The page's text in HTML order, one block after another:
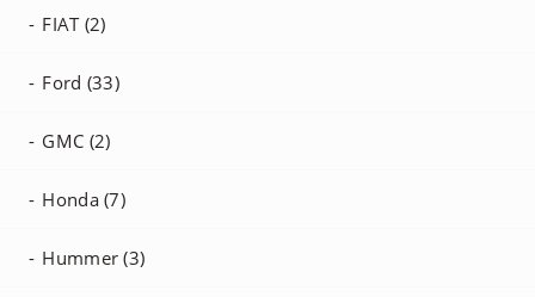
FIAT (2)
Ford (33)
GMC (2)
Honda (7)
Hummer (3)